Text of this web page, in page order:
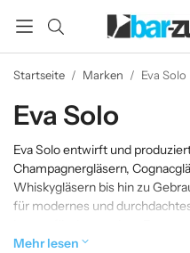
Startseite / Marken / Eva Solo
Eva Solo
Eva Solo entwirft und
Champagnergläsern,
Whiskygläsern bis hin zu
für modernes und
stilvollen Weinglas servieren
Mehr lesen